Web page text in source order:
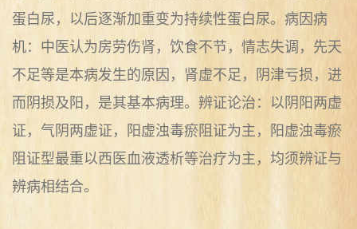
蛋白尿，以后逐渐加重变为持续性蛋白尿。病因病
机：中医认为房劳伤肾，饮食不节，情志失调，先天
不足等是本病发生的原因，肾虚不足，阴津亏损，进
而阴损及阳，是其基本病理。辨证论治：以阴阳两虚
证，气阴两虚证，阳虚浊毒瘀阻证为主，阳虚浊毒瘀
阻证型最重以西医血液透析等治疗为主，均须辨证与
辨病相结合。